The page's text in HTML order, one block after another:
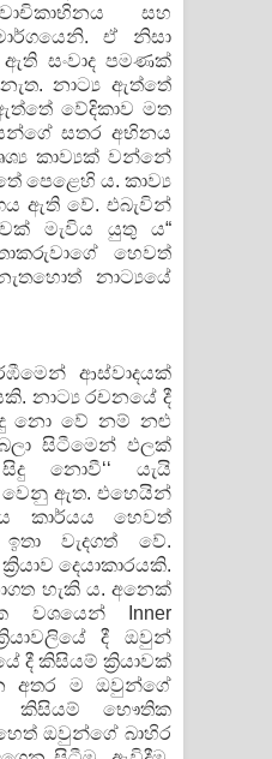
සහ
ඒ නිසා
සංවාද පමණක්
නාට්‍ය ඇත්තේ
වේදිකාව මත
සතර අභිනය
කාව්‍යක් වන්නේ
පෙළෙහි ය. කාව්‍ය
ඇති වේ. එබැවින්
මැවිය යුතු ය“
හෙවත්
නාට්‍යයේ
ආස්වාදයක්
නාට්‍ය රචනයේ දී
නො වේ නම් නළු
සිටීමෙන් ඵලක්
නොවී‘‘ යැයි
වෙනු ඇත. එහෙයින්
කාර්යය හෙවත්
ඉතා වැදගත් වේ.
දෙයාකාරයකි.
හැකි ය. අනෙක්
වශයෙන් Inner
දී ඔවුන්
දී කිසියම් ක්‍රියාවක්
අතර ම ඔවුන්ගේ
කිසියම් භෞතික
ඔවුන්ගේ බාහිර